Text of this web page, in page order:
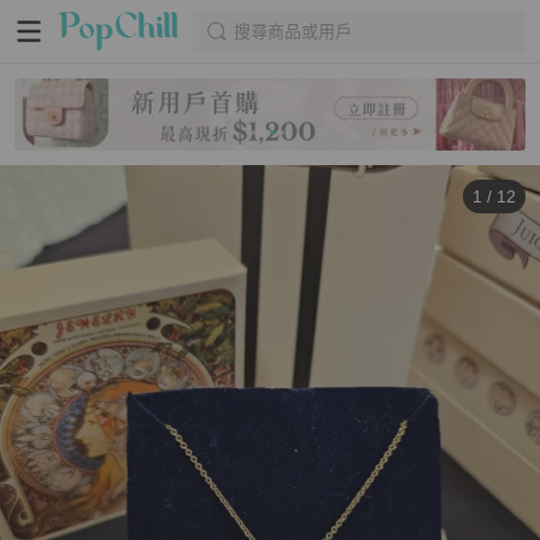
搜尋商品或用戶
1 / 12